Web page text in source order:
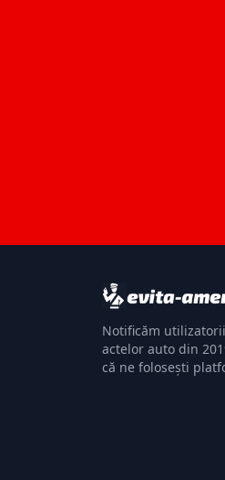
Notificăm
actelor auto din
că ne folosești